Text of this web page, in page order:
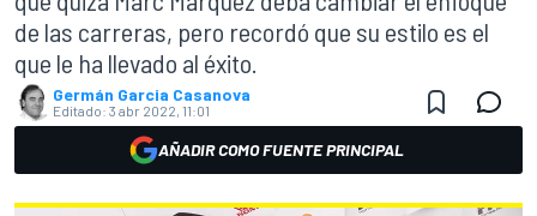
de las carreras, pero recordó que su estilo es el
que le ha llevado al éxito.
Germán Garcia Casanova
Editado: 3 abr 2022, 11:01
AÑADIR COMO FUENTE PRINCIPAL